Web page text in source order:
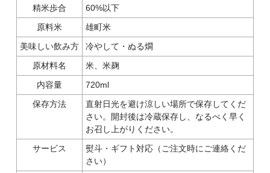
精米歩合
60%以下
原料米
雄町米
美味しい飲み方
冷やして・ぬる燗
原材料名
米、米麹
内容量
720ml
保存方法
直射日光を避け涼しい場所で保存してくだ
さい。開封後は冷蔵保存し、なるべく早く
お召し上がりください。
サービス
熨斗・ギフト対応（ご注文時にご連絡くだ
さい）